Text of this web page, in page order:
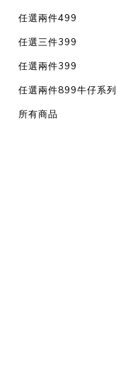
任選兩件499
任選三件399
任選兩件399
任選兩件899牛仔系列
所有商品